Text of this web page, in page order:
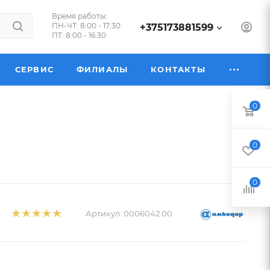
Время работы:
ПН-ЧТ: 8:00 - 17:30
ПТ: 8:00 - 16:30
+375173881599
СЕРВИС ФИЛИАЛЫ КОНТАКТЫ
Артикул: 0006042.00
0
0
0